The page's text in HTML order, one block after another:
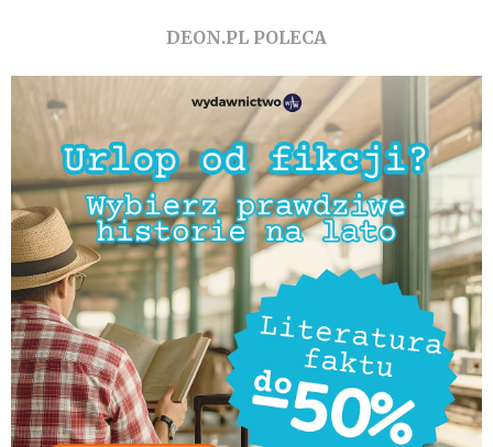
DEON.PL POLECA